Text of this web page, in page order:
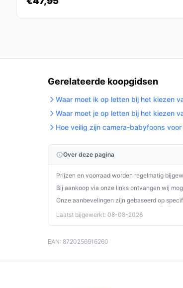
zijn veelzijdige functies en
wat perfect past bij jouw behoeften!
Gerelateerde koopgidsen
Waar moet ik op letten bij het kiezen
Waar moet je op letten bij het kiezen
Hoe veilig zijn camera-babyfoons
Over deze pagina
Prijzen en voorraad worden regelmatig
Bij aankoop via onze links ontvangen wij
Onze aanbevelingen zijn gebaseerd op
Laatst bijgewerkt: 08-08-2026
EAN: 8720256916260